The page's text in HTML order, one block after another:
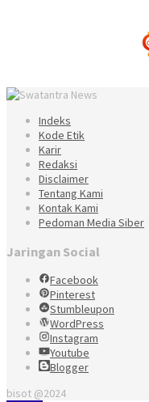
Indeks
Kode Etik
Karir
Redaksi
Disclaimer
Tentang Kami
Kontak Kami
Pedoman Media Siber
Jaringan Social
Facebook
Pinterest
Stumbleupon
WordPress
Instagram
Youtube
Blogger
bisot @2024